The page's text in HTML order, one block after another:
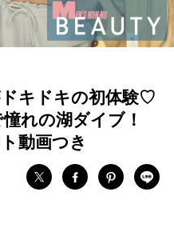
キドキの初体験♡
れの湖ダイブ！
動画つき